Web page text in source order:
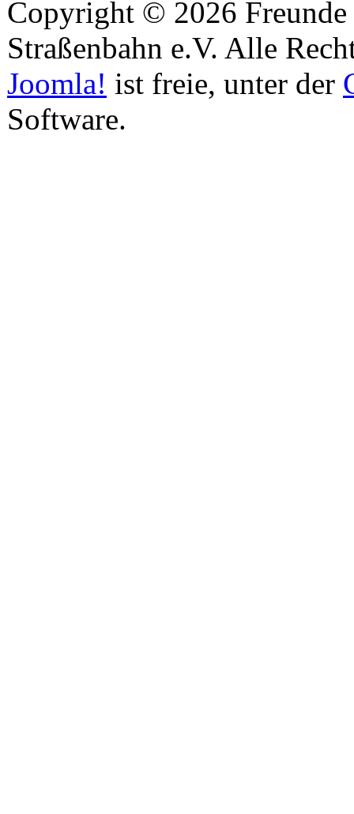
Copyright © 2026
Straßenbahn e.V. Alle
Joomla! ist freie, unter der
Software.